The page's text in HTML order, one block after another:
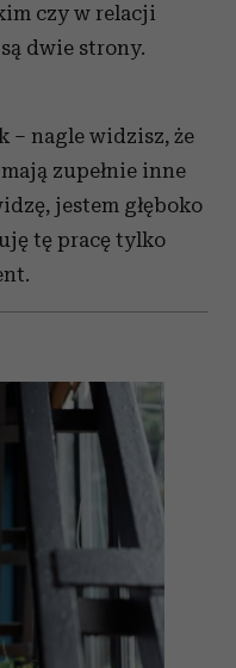
czy w relacji
dwie strony.
– nagle widzisz, że
zupełnie inne
jestem głęboko
tę pracę tylko